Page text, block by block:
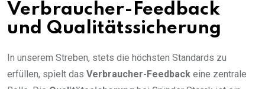
Verbraucher-Feedback
und Qualitätssicherung
In unserem Streben, stets die höchsten Standards zu
erfüllen, spielt das Verbraucher-Feedback eine zentrale